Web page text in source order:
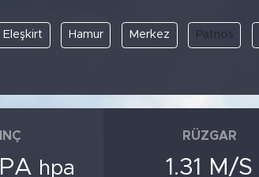
Eleşkirt Hamur Merkez Patnos
hpa
RÜZGAR
1.31 M/S